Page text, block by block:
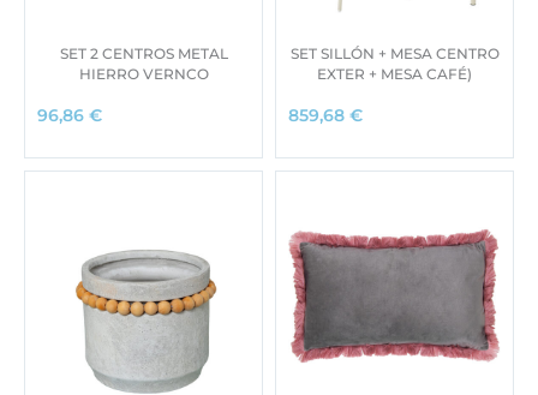
SET 2 CENTROS METAL
HIERRO VERNCO
96,86 €
SET SILLÓN + MESA CENTRO
EXTER + MESA CAFÉ)
859,68 €